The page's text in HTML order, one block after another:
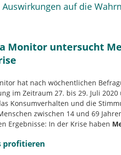
auf die
Monitor untersucht
hat nach wöchentlichen
im Zeitraum 27. bis 29. Juli
Konsumverhalten und die
zwischen 14 und 69
Ergebnisse: In der Krise haben
profitieren